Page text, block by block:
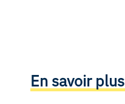
En savoir plus